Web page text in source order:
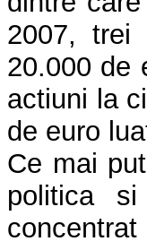
2007, trei
20.000 de
actiuni la
de euro
Ce mai
politica